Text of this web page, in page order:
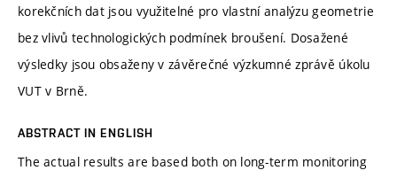
korekčních dat jsou využitelné pro vlastní analýzu geometrie
bez vlivů technologických podmínek broušení. Dosažené
výsledky jsou obsaženy v závěrečné výzkumné zprávě úkolu
VUT v Brně.
ABSTRACT IN ENGLISH
The actual results are based both on long-term monitoring